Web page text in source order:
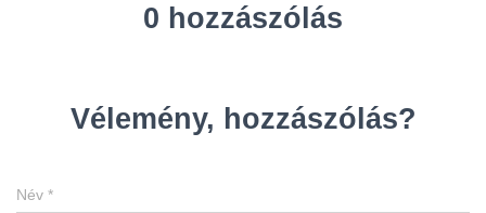
0 hozzászólás
Vélemény, hozzászólás?
Név *